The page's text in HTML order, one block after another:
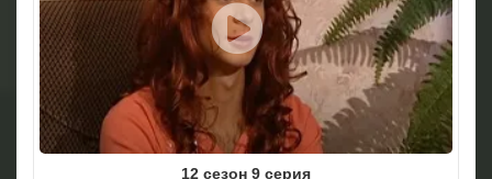
12 сезон 9 серия